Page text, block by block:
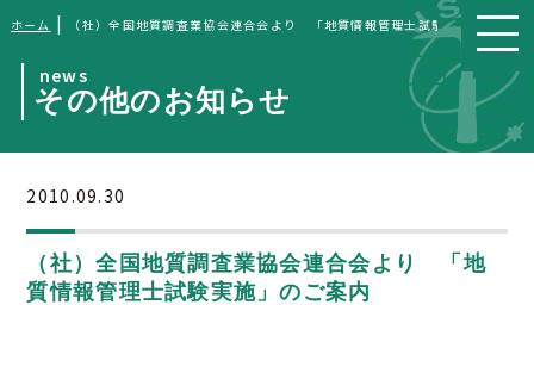
ホーム | （社）全国地質調査業協会連合会より 「地質情報管理士試験実施」のご案
news
その他のお知らせ
2010.09.30
（社）全国地質調査業協会連合会より 「地
質情報管理士試験実施」のご案内